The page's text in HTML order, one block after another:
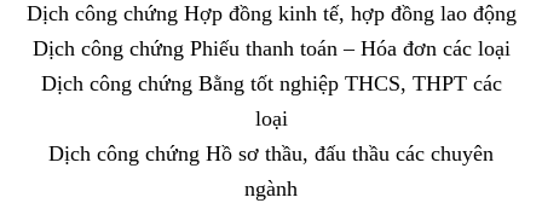
Dịch công chứng Hợp đồng kinh tế, hợp đồng lao động
Dịch công chứng Phiếu thanh toán – Hóa đơn các loại
Dịch công chứng Bằng tốt nghiệp THCS, THPT các
loại
Dịch công chứng Hồ sơ thầu, đấu thầu các chuyên
ngành